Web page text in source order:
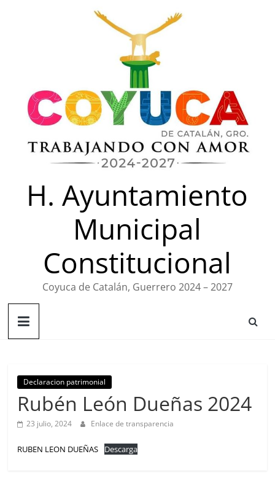
H. Ayuntamiento
Municipal
Constitucional
Coyuca de Catalán, Guerrero 2024 – 2027
Declaracion patrimonial
Rubén León Dueñas 2024
23 julio, 2024 Enlace de transparencia
RUBEN LEON DUEÑAS Descarga